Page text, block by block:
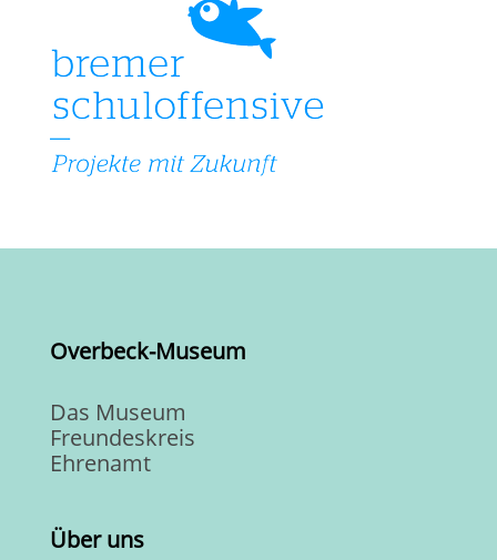
Overbeck-Museum
Das Museum
Freundeskreis
Ehrenamt
Über uns